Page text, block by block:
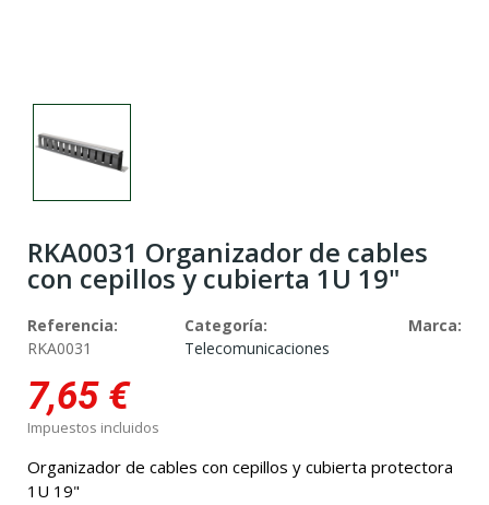
RKA0031 Organizador de cables
con cepillos y cubierta 1U 19"
Referencia:
RKA0031
Categoría:
Telecomunicaciones
Marca:
7,65 €
Impuestos incluidos
Organizador de cables con cepillos y cubierta protectora
1U 19"